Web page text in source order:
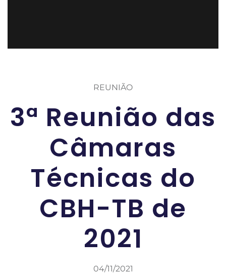
REUNIÃO
3ª Reunião das
Câmaras
Técnicas do
CBH-TB de
2021
04/11/2021